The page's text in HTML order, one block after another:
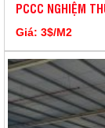
PCCC NGHIỆM
Giá: 3$/M2